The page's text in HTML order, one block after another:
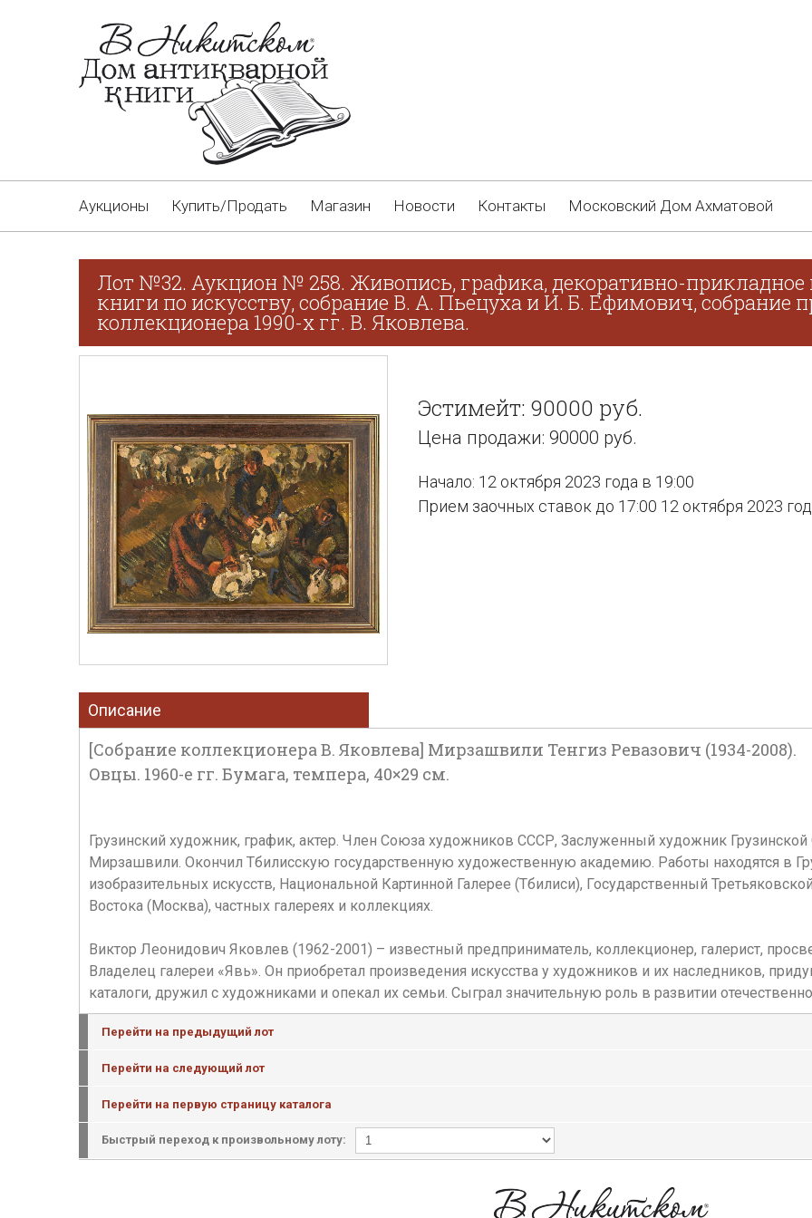
Аукционы Купить/Продать Магазин Новости Контакты Московский Дом Ахматовой
Лот №32. Аукцион № 258. Живопись, графика, декоративно-прикладное
книги по искусству, собрание В. А. Пьецуха и И. Б. Ефимович, собрание
коллекционера 1990-х гг. В. Яковлева.
Эстимейт: 90000 руб.
Цена продажи: 90000 руб.
Начало: 12 октября 2023 года в 19:00
Прием заочных ставок до 17:00 12 октября 2023
Описание
[Собрание коллекционера В. Яковлева] Мирзашвили Тенгиз Ревазович (1934-2008).
Овцы. 1960-е гг. Бумага, темпера, 40×29 см.
Грузинский художник, график, актер. Член Союза художников СССР, Заслуженный художник
Мирзашвили. Окончил Тбилисскую государственную художественную академию. Работы находятся в
изобразительных искусств, Национальной Картинной Галерее (Тбилиси), Государственный
Востока (Москва), частных галереях и коллекциях.
Виктор Леонидович Яковлев (1962-2001) – известный предприниматель, коллекционер, галерист,
Владелец галереи «Явь». Он приобретал произведения искусства у художников и их наследников,
каталоги, дружил с художниками и опекал их семьи. Сыграл значительную роль в развитии
Перейти на предыдущий лот
Перейти на следующий лот
Перейти на первую страницу каталога
Быстрый переход к произвольному лоту: